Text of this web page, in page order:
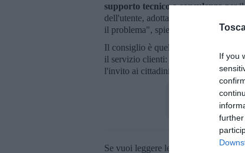
If you
supporto tecnico e consulenzaper il
dell'utente, adottano diverse strategie
il problema", spiegano gli esperti
Il consiglio è quello di
il servizio clienti: "Se ricevi il
l'invito ai cittadini.
Se vuoi leggere le notizie principali